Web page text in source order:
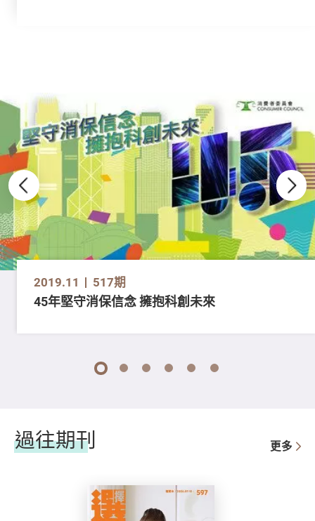
2019.11 517期
45年堅守消保信念 擁抱科創未來
1 2 3 4 5 6
過往期刊 更多